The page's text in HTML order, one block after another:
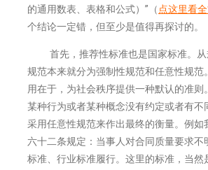
的通用数表、表格和公式）”（点这里看
个结论一定错，但至少是值得再探讨的。
首先，推荐性标准也是国家标准。从
规范本来就分为强制性规范和任意性规范
用在于，为社会秩序提供一种默认的准则
某种行为或者某种概念没有约定或者有不
采用任意性规范来作出最终的衡量。例如
六十二条规定：当事人对合同质量要求不
标准、行业标准履行。这里的标准，当然